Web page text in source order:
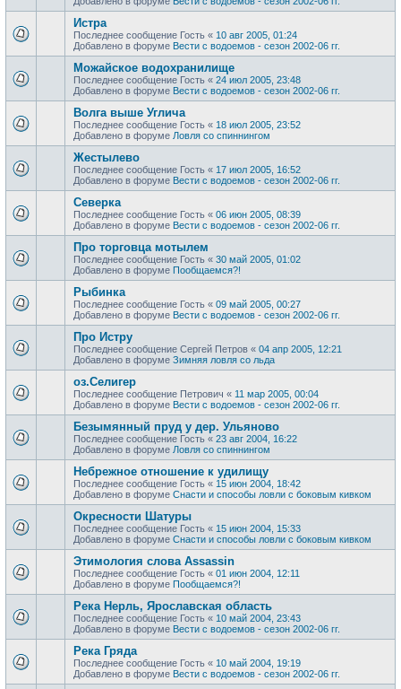
Истра
Последнее сообщение Гость « 10 авг 2005, 01:24
Добавлено в форуме Вести с водоемов - сезон 2002-06 гг.
Можайское водохранилище
Последнее сообщение Гость « 24 июл 2005, 23:48
Добавлено в форуме Вести с водоемов - сезон 2002-06 гг.
Волга выше Углича
Последнее сообщение Гость « 18 июл 2005, 23:52
Добавлено в форуме Ловля со спиннингом
Жестылево
Последнее сообщение Гость « 17 июл 2005, 16:52
Добавлено в форуме Вести с водоемов - сезон 2002-06 гг.
Cеверка
Последнее сообщение Гость « 06 июн 2005, 08:39
Добавлено в форуме Вести с водоемов - сезон 2002-06 гг.
Про торговца мотылем
Последнее сообщение Гость « 30 май 2005, 01:02
Добавлено в форуме Пообщаемся?!
Рыбинка
Последнее сообщение Гость « 09 май 2005, 00:27
Добавлено в форуме Вести с водоемов - сезон 2002-06 гг.
Про Истру
Последнее сообщение Сергей Петров « 04 апр 2005, 12:21
Добавлено в форуме Зимняя ловля со льда
оз.Селигер
Последнее сообщение Петрович « 11 мар 2005, 00:04
Добавлено в форуме Вести с водоемов - сезон 2002-06 гг.
Безымянный пруд у дер. Ульяново
Последнее сообщение Гость « 23 авг 2004, 16:22
Добавлено в форуме Ловля со спиннингом
Небрежное отношение к удилищу
Последнее сообщение Гость « 15 июн 2004, 18:42
Добавлено в форуме Снасти и способы ловли с боковым кивком
Окресности Шатуры
Последнее сообщение Гость « 15 июн 2004, 15:33
Добавлено в форуме Снасти и способы ловли с боковым кивком
Этимология слова Assassin
Последнее сообщение Гость « 01 июн 2004, 12:11
Добавлено в форуме Пообщаемся?!
Река Нерль, Ярославская область
Последнее сообщение Гость « 10 май 2004, 23:43
Добавлено в форуме Вести с водоемов - сезон 2002-06 гг.
Река Гряда
Последнее сообщение Гость « 10 май 2004, 19:19
Добавлено в форуме Вести с водоемов - сезон 2002-06 гг.